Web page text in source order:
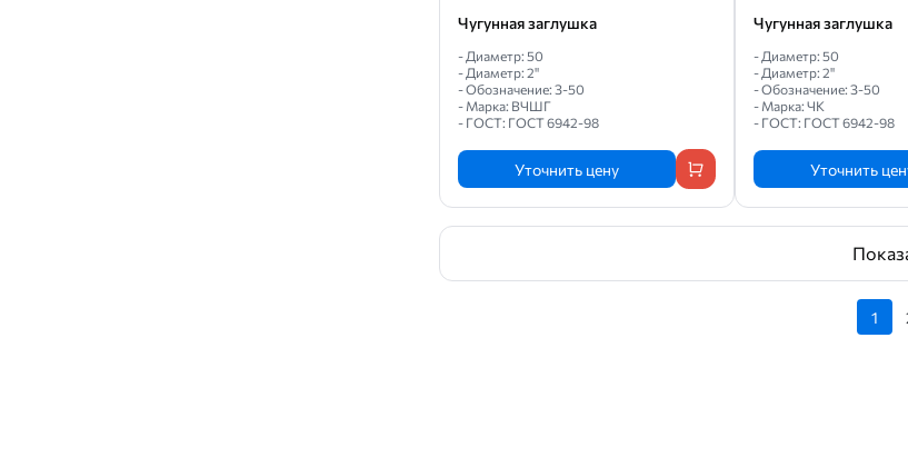
Чугунная заглушка
- Диаметр: 50
- Диаметр: 2"
- Обозначение: З-50
- Марка: ВЧШГ
- ГОСТ: ГОСТ 6942-98
Уточнить цену
Чугунная заглушка
- Диаметр: 50
- Диаметр: 2"
- Обозначение: З-50
- Марка: ЧК
- ГОСТ: ГОСТ 6942-98
Уточнить
1